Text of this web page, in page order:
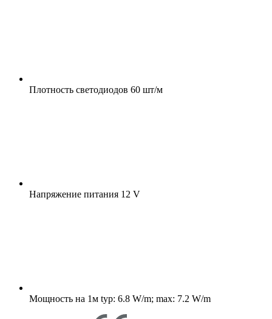
Плотность светодиодов 60 шт/м
Напряжение питания 12 V
Мощность на 1м typ: 6.8 W/m; max: 7.2 W/m